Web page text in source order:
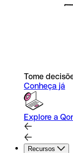
Tome
Conheça já
Explore a
Recursos